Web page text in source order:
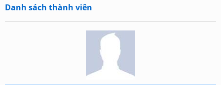
Danh sách thành viên